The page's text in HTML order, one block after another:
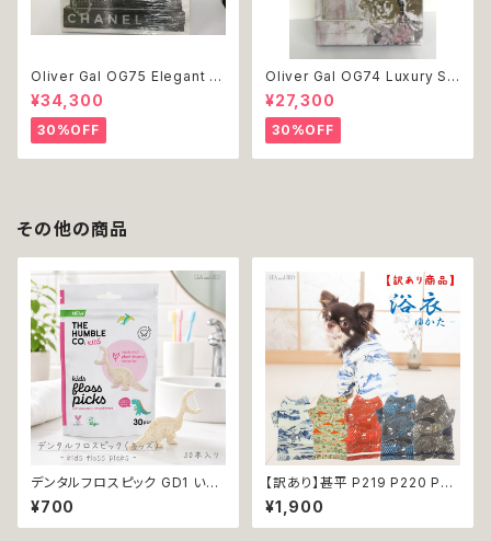
Oliver Gal OG75 Elegant E
ssentials Paris 絵 アート イ
ンテリア お祝い 贈り物 プレゼ
ント 結婚 新築 開店 周年 バー
スデイ 誕生日 ご褒美
¥34,300
30%OFF
Oliver Gal OG74 Luxury St
acked Shoes Rose Giftbo
x 絵 アート インテリア お祝い
贈り物 プレゼント 結婚 新築 開
店 周年 バースデイ 誕生日 ご褒
美
¥27,300
30%OFF
その他の商品
デンタルフロスピック GD1 いち
ごフレーバーデンタルフロス TH
E HUMBLE CO. 30本入り い
ちごフレーバー 恐竜 フロス 歯
¥700
【訳あり】甚平 P219 P220 P22
1 P222 P223 和装 和柄 ドッグ
ウェア 犬 コスプレ 男の子 夏服
ドッグウエア ドックウェア おしゃ
¥1,900